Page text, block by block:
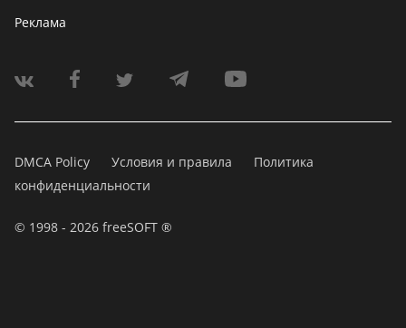
Реклама
DMCA Policy Условия и правила
Политика
конфиденциальности
© 1998 - 2026 freeSOFT ®